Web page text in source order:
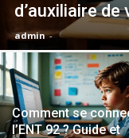
d’auxiliaire
admin -
Comment se
l’ENT 92 ? Guide et